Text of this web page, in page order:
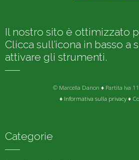
Il nostro sito è ottimizzato
Clicca sull’icona in basso a
attivare gli strumenti.
© Marcella Danon ♦ Partita Iva
♦ Informativa sulla privacy♦
Categorie